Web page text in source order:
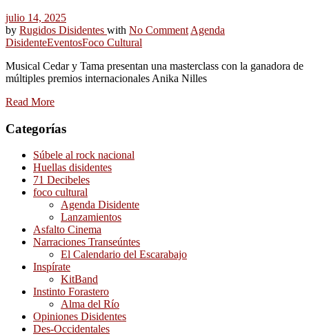
julio 14, 2025
by Rugidos Disidentes with No Comment Agenda
DisidenteEventosFoco Cultural
Musical Cedar y Tama presentan una masterclass con la ganadora de
múltiples premios internacionales Anika Nilles
Read More
Categorías
Súbele al rock nacional
Huellas disidentes
71 Decibeles
foco cultural
Agenda Disidente
Lanzamientos
Asfalto Cinema
Narraciones Transeúntes
El Calendario del Escarabajo
Inspírate
KitBand
Instinto Forastero
Alma del Río
Opiniones Disidentes
Des-Occidentales